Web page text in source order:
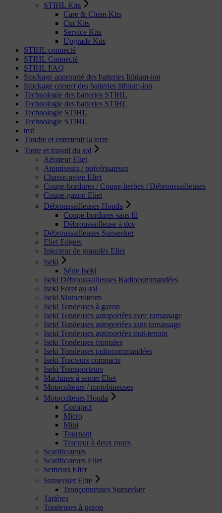
STIHL Kits
Care & Clean Kits
Cut Kits
Service Kits
Upgrade Kits
STIHL connecté
STIHL Connecté
STIHL FAQ
Stockage approprié des batteries lithium-ion
Stockage correct des batteries lithium-ion
Technologie des batteries STIHL
Technologie des batteries STIHL
Technologie STIHL
Technologie STIHL
test
Tondre et entretenir la terre
Tonte et travail du sol
Aérateur Eliet
Atomiseurs / pulvérisateurs
Chasse-neige Eliet
Coupe-bordures / Coupe-herbes / Débroussailleuses
Coupe-gazon Eliet
Débroussailleuses Honda
Coupe-bordures sans fil
Débroussailleuse à dos
Débroussailleuses Sunseeker
Eliet Edgers
Injecteur de granulés Eliet
Iseki
Série Iseki
Iseki Débroussailleuses Radiocommandées
Iseki Foret au sol
Iseki Motoculteurs
Iseki Tondeuses à gazon
Iseki Tondeuses autoportées avec ramassage
Iseki Tondeuses autoportées sans ramassage
Iseki Tondeuses autoportées tout-terrain
Iseki Tondeuses frontales
Iseki Tondeuses radiocommandées
Iseki Tracteurs compacts
Iseki Transporteurs
Machines à semer Eliet
Motoculteurs / motobineuses
Motoculteurs Honda
Compact
Micro
Mini
Tournant
Tracteur à deux roues
Scarificateurs
Scarificateurs Eliet
Semeurs Eliet
Sunseeker Elite
Tronçonneuses Sunseeker
Tarières
Tondeuses à gazon